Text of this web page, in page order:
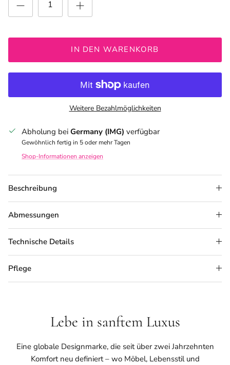
IN DEN WARENKORB
Weitere Bezahlmöglichkeiten
Abholung bei Germany (IMG) verfügbar
Gewöhnlich fertig in 5 oder mehr Tagen
Shop-Informationen anzeigen
Beschreibung
Abmessungen
Technische Details
Pflege
Lebe in sanftem Luxus
Eine globale Designmarke, die seit über zwei Jahrzehnten
Komfort neu definiert – wo Möbel, Lebensstil und